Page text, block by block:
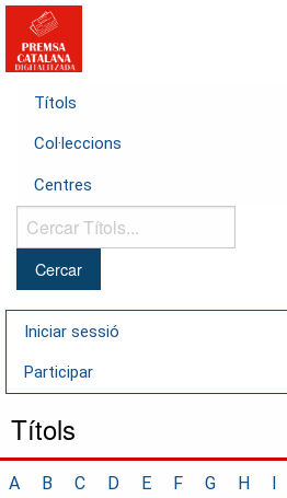
Títols
Col·leccions
Centres
Cercar
Títols...
Iniciar sessió
Participar
Títols
A B C D E F G H I